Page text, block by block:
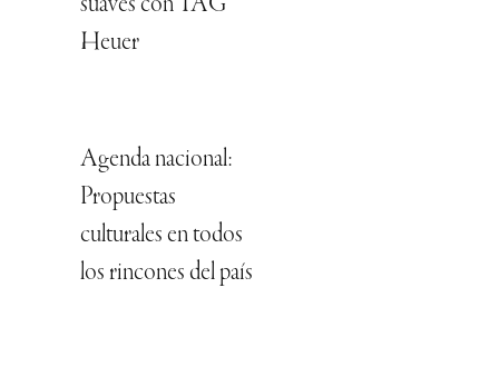
suaves con TAG
Heuer
Agenda nacional:
Propuestas
culturales en todos
los rincones del país